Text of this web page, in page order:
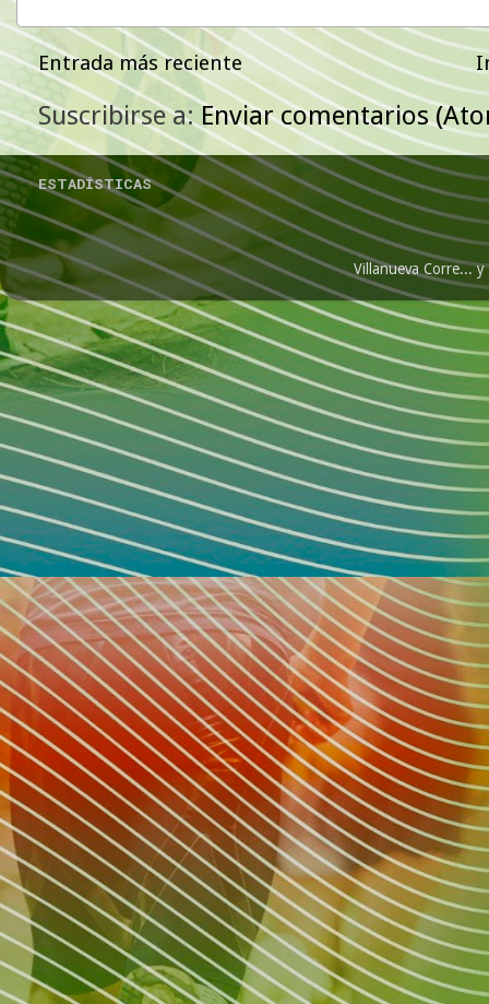
Entrada más reciente
Suscribirse a:Enviar comentarios
ESTADÍSTICAS
Villanueva Corre...